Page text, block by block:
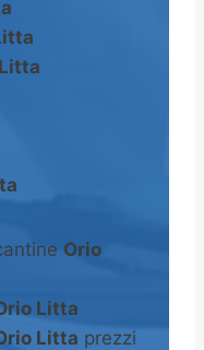
Orio
Litta
Litta prezzi